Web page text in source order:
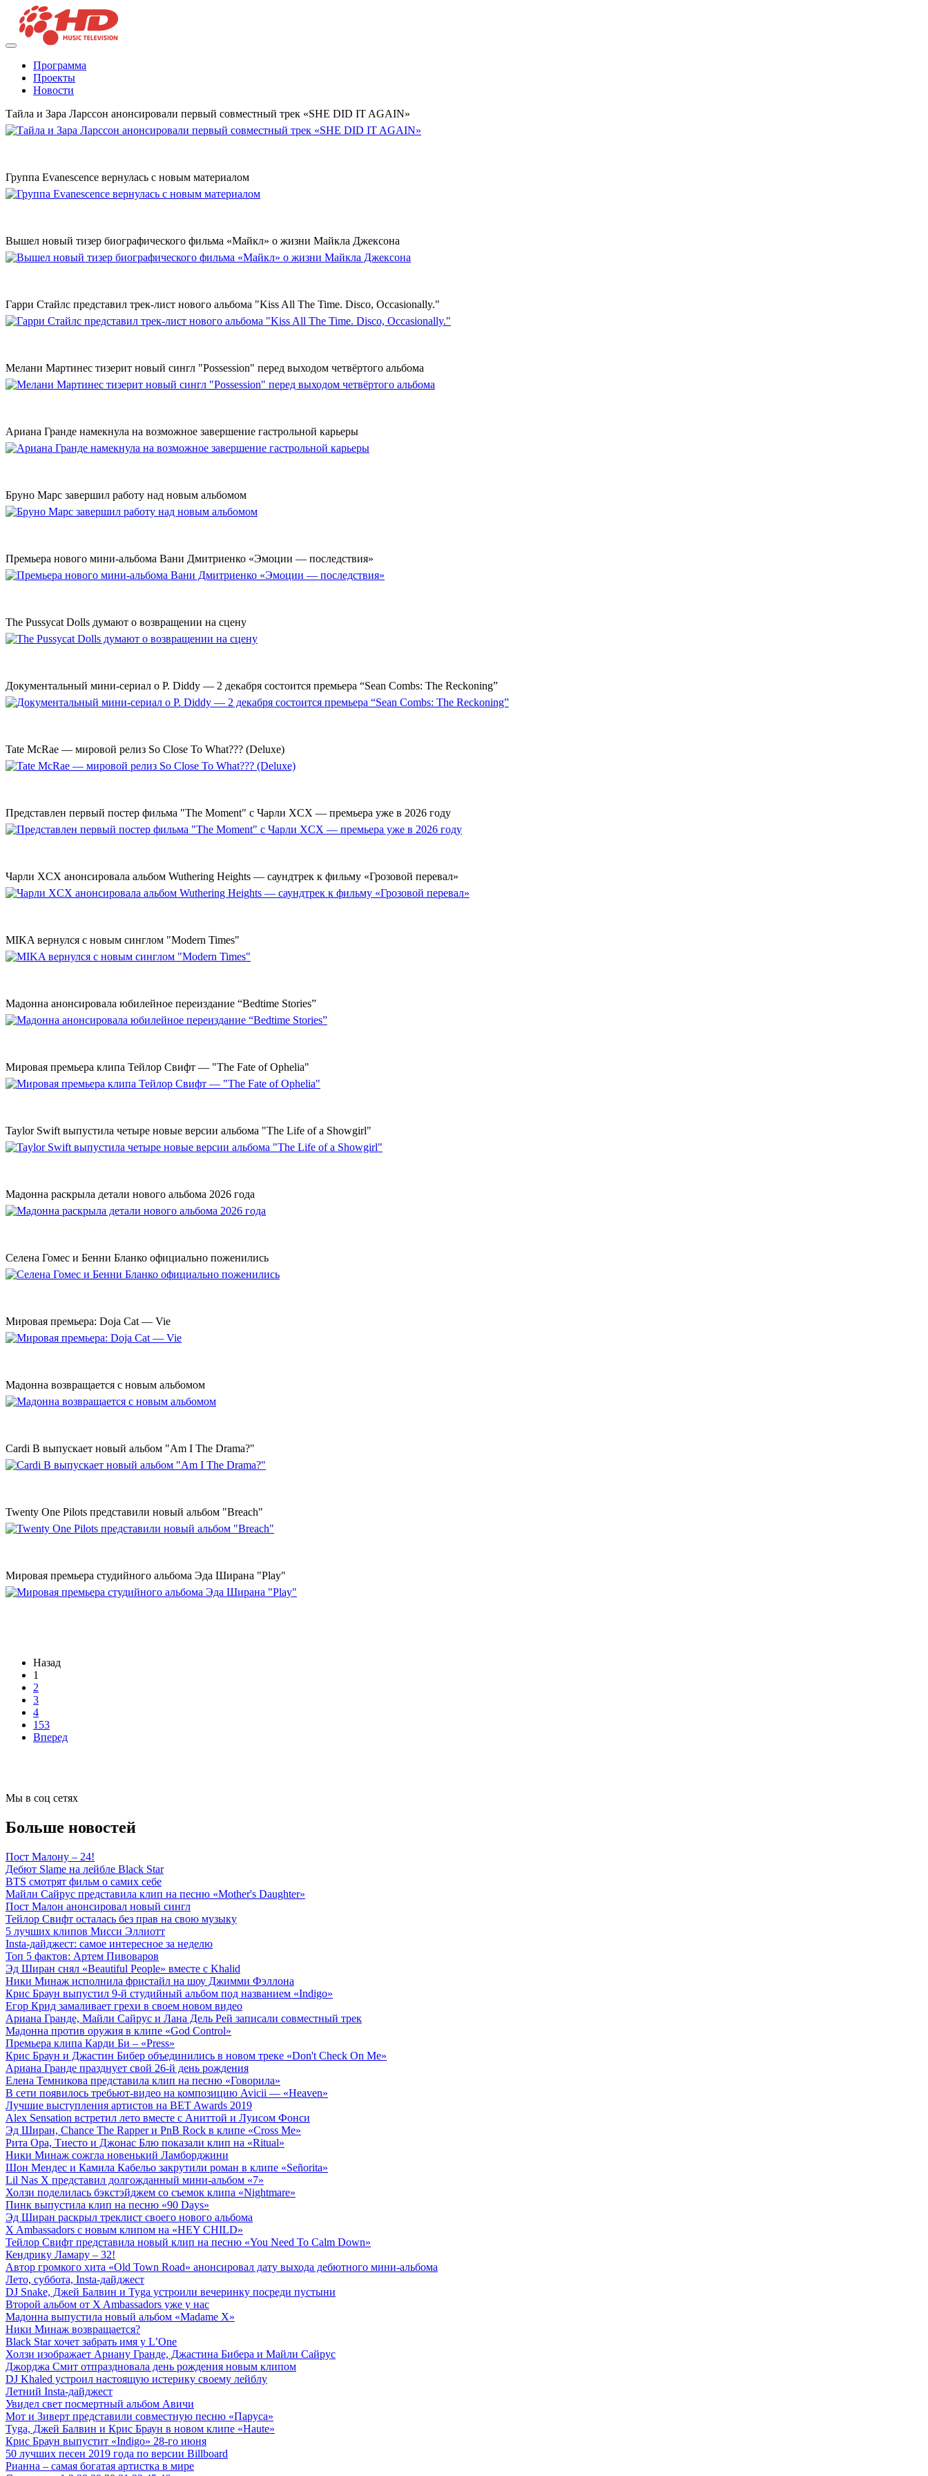
Программа
Проекты
Новости
Тайла и Зара Ларссон анонсировали первый совместный трек «SHE DID IT AGAIN»
Группа Evanescence вернулась с новым материалом
Вышел новый тизер биографического фильма «Майкл» о жизни Майкла Джексона
Гарри Стайлс представил трек-лист нового альбома "Kiss All The Time. Disco, Occasionally."
Мелани Мартинес тизерит новый сингл "Possession" перед выходом четвёртого альбома
Ариана Гранде намекнула на возможное завершение гастрольной карьеры
Бруно Марс завершил работу над новым альбомом
Премьера нового мини-альбома Вани Дмитриенко «Эмоции — последствия»
The Pussycat Dolls думают о возвращении на сцену
Документальный мини-сериал о P. Diddy — 2 декабря состоится премьера “Sean Combs: The Reckoning”
Tate McRae — мировой релиз So Close To What??? (Deluxe)
Представлен первый постер фильма "The Moment" с Чарли XCX — премьера уже в 2026 году
Чарли XCX анонсировала альбом Wuthering Heights — саундтрек к фильму «Грозовой перевал»
MIKA вернулся с новым синглом "Modern Times"
Мадонна анонсировала юбилейное переиздание “Bedtime Stories”
Мировая премьера клипа Тейлор Свифт — "The Fate of Ophelia"
Taylor Swift выпустила четыре новые версии альбома "The Life of a Showgirl"
Мадонна раскрыла детали нового альбома 2026 года
Селена Гомес и Бенни Бланко официально поженились
Мировая премьера: Doja Cat — Vie
Мадонна возвращается с новым альбомом
Cardi B выпускает новый альбом "Am I The Drama?"
Twenty One Pilots представили новый альбом "Breach"
Мировая премьера студийного альбома Эда Ширана "Play"
Назад
1
2
3
4
153
Вперед
Мы в соц сетях
Больше новостей
Пост Малону – 24!
Дебют Slame на лейбле Black Star
BTS смотрят фильм о самих себе
Майли Сайрус представила клип на песню «Mother's Daughter»
Пост Малон анонсировал новый сингл
Тейлор Свифт осталась без прав на свою музыку
5 лучших клипов Мисси Эллиотт
Insta-дайджест: самое интересное за неделю
Топ 5 фактов: Артем Пивоваров
Эд Ширан снял «Beautiful People» вместе с Khalid
Ники Минаж исполнила фристайл на шоу Джимми Фэллона
Крис Браун выпустил 9-й студийный альбом под названием «Indigo»
Егор Крид замаливает грехи в своем новом видео
Ариана Гранде, Майли Сайрус и Лана Дель Рей записали совместный трек
Мадонна против оружия в клипе «God Control»
Премьера клипа Карди Би – «Press»
Крис Браун и Джастин Бибер объединились в новом треке «Don't Check On Me»
Ариана Гранде празднует свой 26-й день рождения
Елена Темникова представила клип на песню «Говорила»
В сети появилось требьют-видео на композицию Avicii — «Heaven»
Лучшие выступления артистов на BET Awards 2019
Alex Sensation встретил лето вместе с Аниттой и Луисом Фонси
Эд Ширан, Chance The Rapper и PnB Rock в клипе «Cross Me»
Рита Ора, Тиесто и Джонас Блю показали клип на «Ritual»
Ники Минаж сожгла новенький Ламборджини
Шон Мендес и Камила Кабельо закрутили роман в клипе «Señorita»
Lil Nas X представил долгожданный мини-альбом «7»
Холзи поделилась бэкстэйджем со съемок клипа «Nightmare»
Пинк выпустила клип на песню «90 Days»
Эд Ширан раскрыл треклист своего нового альбома
X Ambassadors с новым клипом на «HEY CHILD»
Тейлор Свифт представила новый клип на песню «You Need To Calm Down»
Кендрику Ламару – 32!
Автор громкого хита «Old Town Road» анонсировал дату выхода дебютного мини-альбома
Лето, суббота, Insta-дайджест
DJ Snake, Джей Балвин и Tyga устроили вечеринку посреди пустыни
Второй альбом от X Ambassadors уже у нас
Мадонна выпустила новый альбом «Madame X»
Ники Минаж возвращается?
Black Star хочет забрать имя у L’One
Холзи изображает Ариану Гранде, Джастина Бибера и Майли Сайрус
Джорджа Смит отпраздновала день рождения новым клипом
DJ Khaled устроил настоящую истерику своему лейблу
Летний Insta-дайджест
Увидел свет посмертный альбом Авичи
Мот и Зиверт представили совместную песню «Паруса»
Tyga, Джей Балвин и Крис Браун в новом клипе «Haute»
Крис Браун выпустит «Indigo» 28-го июня
50 лучших песен 2019 года по версии Billboard
Рианна – самая богатая артистка в мире